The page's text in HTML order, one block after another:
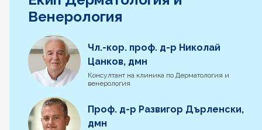
Венерология
Чл.-кор. проф. д-р Николай
Цанков, дмн
Консултант на клиника по Дерматология и
венерология
Проф. д-р Развигор Дърленски,
дмн